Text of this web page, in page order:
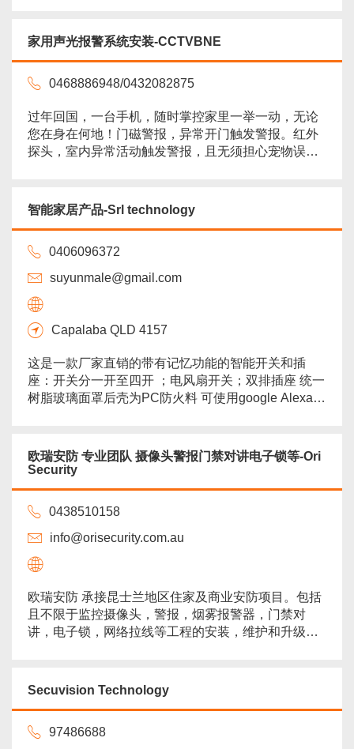
制系统开启与关闭 配备遥控器，可迅速布防与关闭 -
小偷对有安防系统的住户会敬而远之，谁也不想触发
家用声光报警系统安装-CCTVBNE
0468886948/0432082875
过年回国，一台手机，随时掌控家里一举一动，无论
您在身在何地！门磁警报，异常开门触发警报。红外
探头，室内异常活动触发警报，且无须担心宠物误
头，实时记录警报的过程。而这一切防护，只需一套
警报系统即可实现。国际大牌，使用简便，功能强
租房同样适用，租客安全方便，撤防设...
智能家居产品-Srl technology
0406096372
suyunmale@gmail.com
Capalaba QLD 4157
这是一款厂家直销的带有记忆功能的智能开关和插
座：开关分一开至四开 ；电风扇开关；双排插座 统一
树脂玻璃面罩后壳为PC防火料 可使用google Alexa
锁可指纹解锁；任意卡片设置解锁。智能摄像头可远
程监控并语音通话（以上开关；插座；门锁；摄像头
一...
欧瑞安防 专业团队 摄像头警报门禁对讲电子锁等-Ori
Security
0438510158
info@orisecurity.com.au
欧瑞安防 承接昆士兰地区住家及商业安防项目。包括
且不限于监控摄像头，警报，烟雾报警器，门禁对
讲，电子锁，网络拉线等工程的安装，维护和升级工
添加好友orisecurity了解更多，期待您的联系！ 目前
主流产品为海康大华品牌摄像头，Bosch,Hills等警报
Secuvision Technology
97486688